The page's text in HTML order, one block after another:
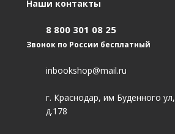
Наши контакты
8 800 301 08 25
Звонок по России бесплатный
inbookshop@mail.ru
г. Краснодар, им Буденного ул,
д.178